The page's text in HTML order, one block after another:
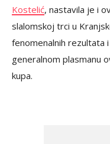
Kostelić, nastavila je i
slalomskoj trci u
fenomenalnih rezultata
generalnom plasmanu
kupa.